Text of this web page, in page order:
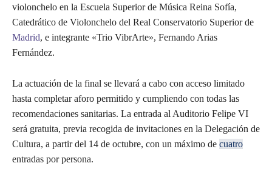
violonchelo en la Escuela Superior de Música Reina Sofía,
Catedrático de Violonchelo del Real Conservatorio Superior de
Madrid, e integrante «Trio VibrArte», Fernando Arias
Fernández.
La actuación de la final se llevará a cabo con acceso limitado
hasta completar aforo permitido y cumpliendo con todas las
recomendaciones sanitarias. La entrada al Auditorio Felipe VI
será gratuita, previa recogida de invitaciones en la Delegación de
Cultura, a partir del 14 de octubre, con un máximo de cuatro
entradas por persona.